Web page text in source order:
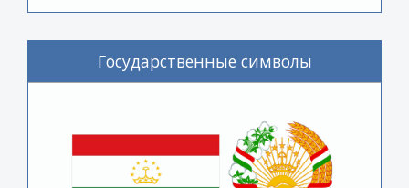
Государственные символы